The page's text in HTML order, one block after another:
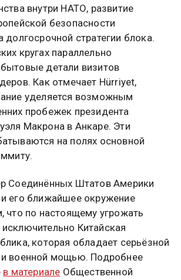
внутри НАТО, развитие
безопасности
долгосрочной стратегии блока.
кругах параллельно
детали визитов
Как отмечает Hürriyet,
уделяется возможным
пробежек президента
Макрона в Анкаре. Эти
на полях основной
Соединённых Штатов Америки
его ближайшее окружение
что по настоящему угрожать
Китайская
которая обладает серьёзной
военной мощью. Подробнее
в материале Общественной